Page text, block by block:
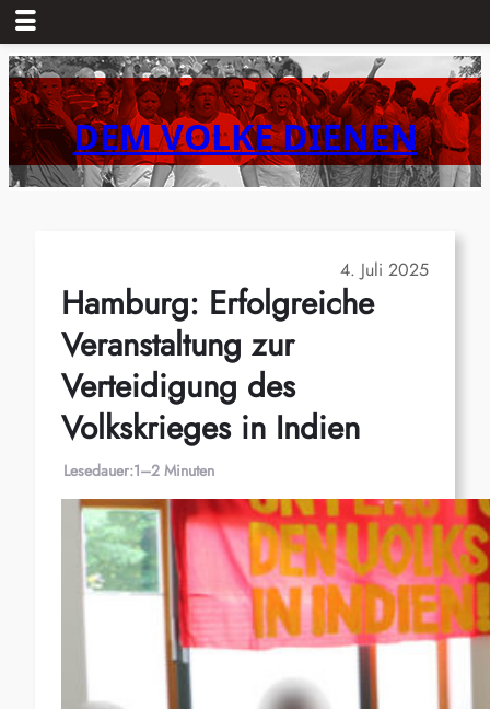
Zum
Inhalt
springenDEM VOLKE DIENEN
4. Juli 2025
Hamburg: Erfolgreiche
Veranstaltung zur
Verteidigung des
Volkskrieges in Indien
Lesedauer:1–2 Minuten